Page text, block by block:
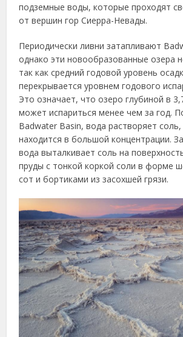
подземные воды, которые проходят
от вершин гор Сиерра-Невады.
Периодически ливни затапливают
однако эти новообразованные озера
так как средний годовой уровень
перекрывается уровнем годового
Это означает, что озеро глубиной в
может испариться менее чем за год.
Badwater Basin, вода растворяет
находится в большой концентрации.
вода выталкивает соль на
пруды с тонкой коркой соли в форме
сот и бортиками из засохшей грязи.